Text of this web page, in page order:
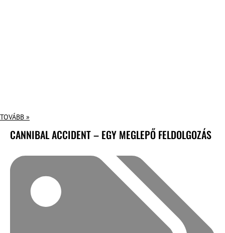
TOVÁBB »
CANNIBAL ACCIDENT – EGY MEGLEPŐ FELDOLGOZÁS